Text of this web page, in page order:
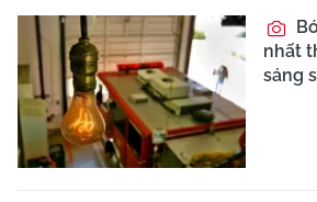
nhất
sáng